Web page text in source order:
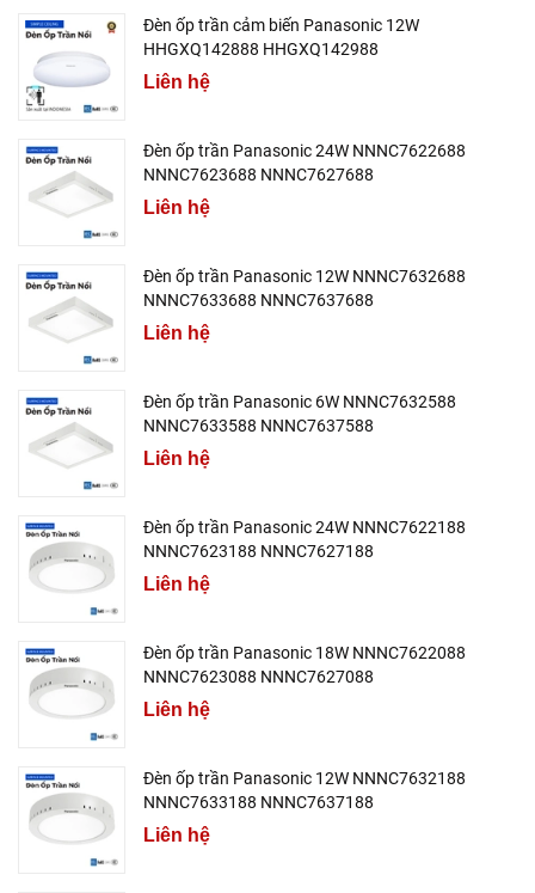
Đèn ốp trần cảm biến Panasonic 12W
HHGXQ142888 HHGXQ142988
Liên hệ
Đèn ốp trần Panasonic 24W NNNC7622688
NNNC7623688 NNNC7627688
Liên hệ
Đèn ốp trần Panasonic 12W NNNC7632688
NNNC7633688 NNNC7637688
Liên hệ
Đèn ốp trần Panasonic 6W NNNC7632588
NNNC7633588 NNNC7637588
Liên hệ
Đèn ốp trần Panasonic 24W NNNC7622188
NNNC7623188 NNNC7627188
Liên hệ
Đèn ốp trần Panasonic 18W NNNC7622088
NNNC7623088 NNNC7627088
Liên hệ
Đèn ốp trần Panasonic 12W NNNC7632188
NNNC7633188 NNNC7637188
Liên hệ